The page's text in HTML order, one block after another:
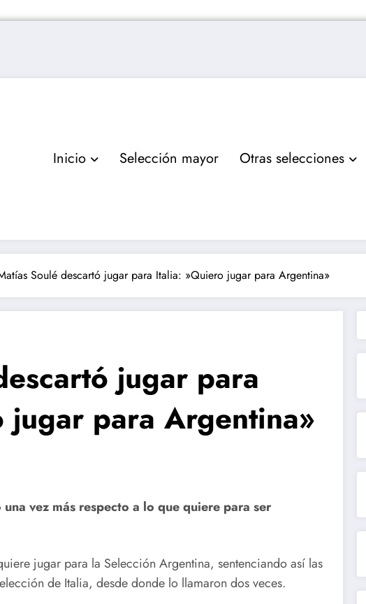
Inicio Selección mayor Otras selecciones
Soulé descartó jugar para Italia: »Quiero jugar para Argentina»
jugar para
jugar para Argentina»
vez más respecto a lo que quiere para ser
jugar para la Selección Argentina, sentenciando así las
de Italia, desde donde lo llamaron dos veces.